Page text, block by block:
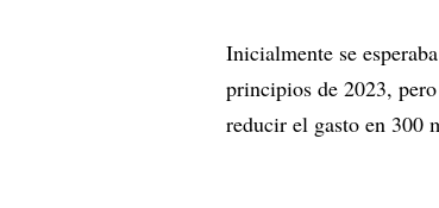
Inicialmente se
principios de 2023,
reducir el gasto en 300